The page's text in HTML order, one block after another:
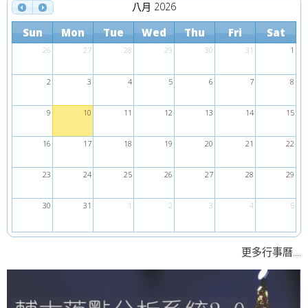
八月 2026
Sun Mon Tue Wed Thu Fri Sat
26 27 28 29 30 31 1
2 3 4 5 6 7 8
9 10 11 12 13 14 15
16 17 18 19 20 21 22
23 24 25 26 27 28 29
30 31 1 2 3 4 5
更多行事曆....